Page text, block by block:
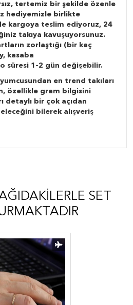
tertemiz bir şekilde özenle
hediyemizle birlikte
kargoya teslim ediyoruz, 24
takıya kavuşuyorsunuz.
zorlaştığı (bir kaç
kasaba
süresi 1-2 gün değişebilir.
en trend takıları
özellikle gram bilgisini
detaylı bir çok açıdan
bilerek alışveriş
SET